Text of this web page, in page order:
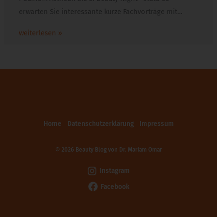
weiterlesen »
Home Datenschutzerklärung Impressum
© 2026 Beauty Blog von Dr. Mariam Omar
Instagram
Facebook